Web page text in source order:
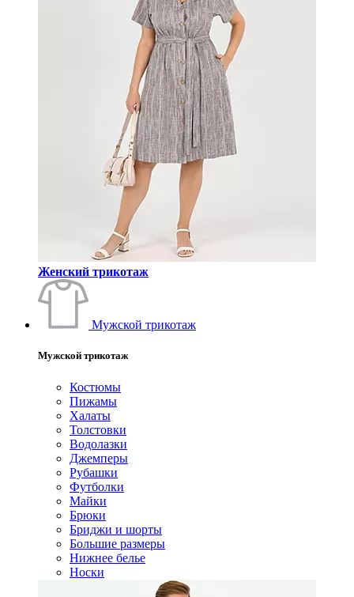
Женский трикотаж
Мужской трикотаж
Мужской трикотаж
Костюмы
Пижамы
Халаты
Толстовки
Водолазки
Джемперы
Рубашки
Футболки
Майки
Брюки
Бриджи и шорты
Большие размеры
Нижнее белье
Носки